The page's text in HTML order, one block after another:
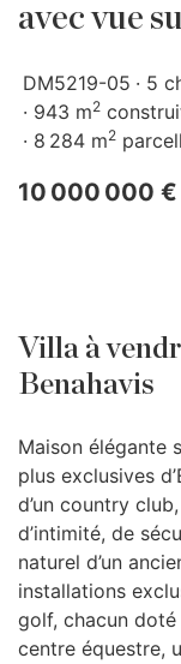
avec vue
DM5219-05 5
943 m2
8 284 m2
10 000 000 €
Villa à
Benahavis
Maison élégante
plus exclusives
d’un country
d’intimité, de
naturel d’un
installations
golf, chacun doté
centre équestre,